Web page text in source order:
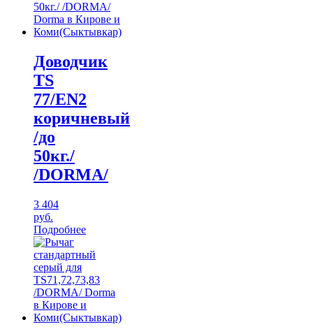
Доводчик
TS
77/EN2
коричневый
/до
50кг./
/DORMA/
3 404
руб.
Подробнее